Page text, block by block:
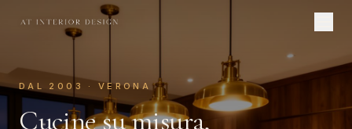
DAL 2003 · VERONA
Cucine su misura,